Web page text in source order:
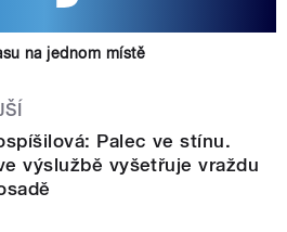
na jednom místě
Palec ve stínu.
výslužbě vyšetřuje vraždu